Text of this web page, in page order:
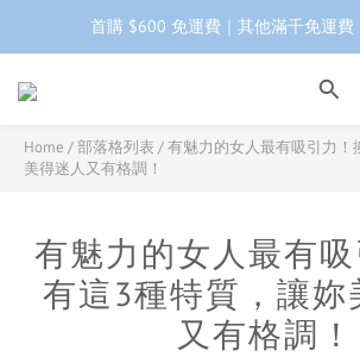
工作日下單 24小時內 快速
首購 $600 免運費｜其他滿千免運費
首購會員95折再折$100｜加LINE領
Home /部落格列表 /有魅力的女人最有吸引力！
美得迷人又有格調！
有魅力的女人最有
有這3種特質，讓妳
又有格調！